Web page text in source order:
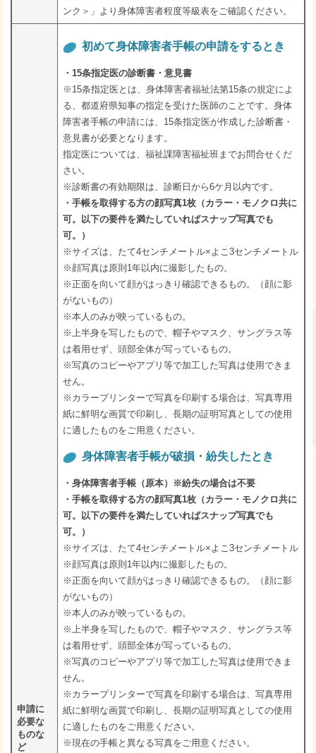
ンク＞ 」より身体障害者程度等級表をご確認ください。
申請に
必要な
ものな
ど
初めて身体障害者手帳の申請をするとき
・15条指定医の診断書・意見書
※15条指定医とは、身体障害者福祉法第15条の規定によ
る、都道府県知事の指定を受けた医師のことです。身体
障害者手帳の申請には、15条指定医が作成した診断書・
意見書が必要となります。
指定医については、福祉課障害福祉班までお問合せくだ
さい。
※診断書の有効期限は、診断日から6ケ月以内です。
・手帳を取得する方の顔写真1枚（カラー・モノクロ共に
可。以下の要件を満たしていればスナップ写真でも
可。）
※サイズは、たて4センチメートル×よこ3センチメートル
※顔写真は原則1年以内に撮影したもの。
※正面を向いて顔がはっきり確認できるもの。（顔に影
がないもの）
※本人のみが映っているもの。
※上半身を写したもので、帽子やマスク、サングラス等
は着用せず、頭部全体が写っているもの。
※写真のコピーやアプリ等で加工した写真は使用できま
せん。
※カラープリンターで写真を印刷する場合は、写真専用
紙に鮮明な画質で印刷し、長期の証明写真としての使用
に適したものをご用意ください。
身体障害者手帳が破損・紛失したとき
・身体障害者手帳（原本）※紛失の場合は不要
・手帳を取得する方の顔写真1枚（カラー・モノクロ共に
可。以下の要件を満たしていればスナップ写真でも
可。）
※サイズは、たて4センチメートル×よこ3センチメートル
※顔写真は原則1年以内に撮影したもの。
※正面を向いて顔がはっきり確認できるもの。（顔に影
がないもの）
※本人のみが映っているもの。
※上半身を写したもので、帽子やマスク、サングラス等
は着用せず、頭部全体が写っているもの。
※写真のコピーやアプリ等で加工した写真は使用できま
せん。
※カラープリンターで写真を印刷する場合は、写真専用
紙に鮮明な画質で印刷し、長期の証明写真としての使用
に適したものをご用意ください。
※現在の手帳と異なる写真をご用意ください。